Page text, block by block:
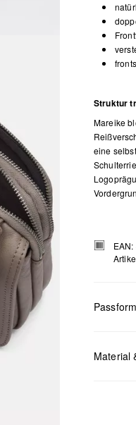
Struktur
Mareike
eine
Passform
Material